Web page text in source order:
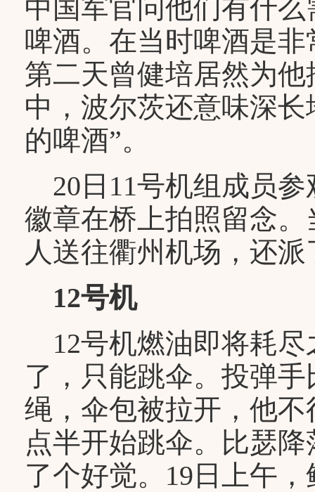
中国军官问他们有什
啤酒。在当时啤酒是
第二天曾健培居然为
中，波尔茨还意味深
的啤酒”。
20日11号机组成员参
徽章在桥上拍照留念
人送往衢州机场，还
12号机
12号机燃油即将耗尽
了，只能跳伞。投弹
绳，伞包被拉开，他
点半开始跳伞。比瑟
了个好觉。19日上午